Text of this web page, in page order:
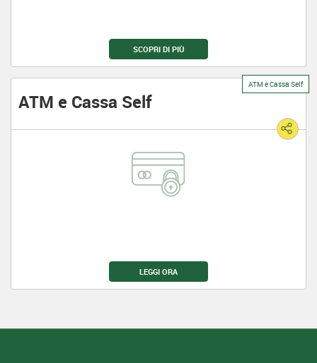
SCOPRI DI PIÙ
ATM e Cassa Self
ATM e Cassa Self
LEGGI ORA